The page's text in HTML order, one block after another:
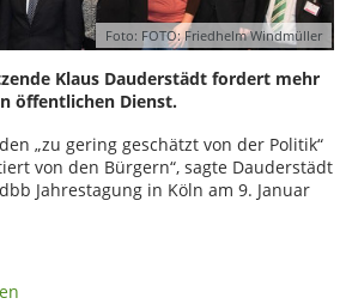
Foto: FOTO: Friedhelm Windmüller
Klaus Dauderstädt fordert mehr
öffentlichen Dienst.
„zu gering geschätzt von der Politik“
von den Bürgern“, sagte Dauderstädt
Jahrestagung in Köln am 9. Januar